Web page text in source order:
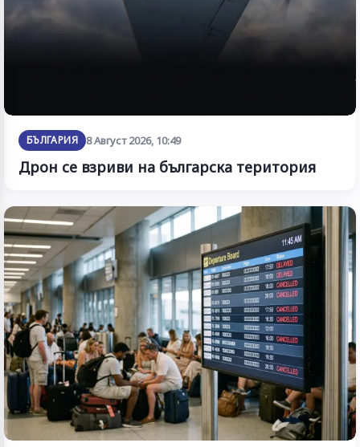
БЪЛГАРИЯ 8 Август 2026, 10:49
Дрон се взриви на българска територия